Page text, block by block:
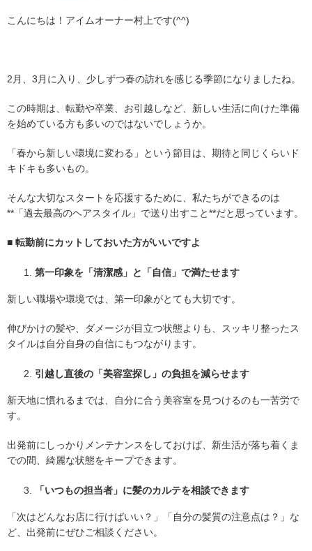
こんにちは！アイムオーナー村上です(^^)
2月、3月に入り、少しずつ春の訪れを感じる季節になりましたね。
この時期は、転勤や卒業、お引越しなど、新しい生活に向けた準備
を始めている方も多いのではないでしょうか。
「春から新しい環境に変わる」という節目は、期待と同じくらいド
キドキも多いもの。
そんな大切なスタートを応援するために、私たちができるのは
**「過去最高のヘアスタイル」で送り出すこと**だと思っています。
■ 転勤前にカットしておいた方がいいですよ
第一印象を「清潔感」と「自信」で満たせます
新しい職場や環境では、第一印象がとても大切です。
伸びかけの髪や、ダメージが目立つ状態よりも、スッキリ整ったス
タイルは自分自身の自信にもつながります。
引越し直後の「美容室探し」の負担を減らせます
新天地に慣れるまでは、自分に合う美容室を見つけるのも一苦労で
す。
出発前にしっかりメンテナンスをしておけば、新生活が落ち着くま
での間、綺麗な状態をキープできます。
「いつもの担当者」に髪のカルテを相談できます
「次はどんなお店に行けばいい？」「自分の髪質の注意点は？」な
ど、出発前にぜひご相談ください。